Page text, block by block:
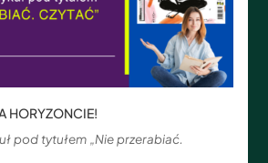
HORYZONCIE!
pod tytułem „Nie przerabiać.